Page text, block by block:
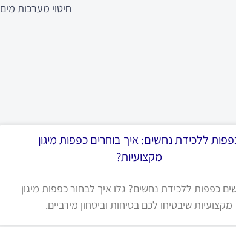
חיטוי מערכות מים
ללכידת נחשים: איך בוחרים כפפות מיגון
מקצועיות?
כפפות ללכידת נחשים? גלו איך לבחור כפפות מיגון
מקצועיות שיבטיחו לכם בטיחות וביטחון מירביים.